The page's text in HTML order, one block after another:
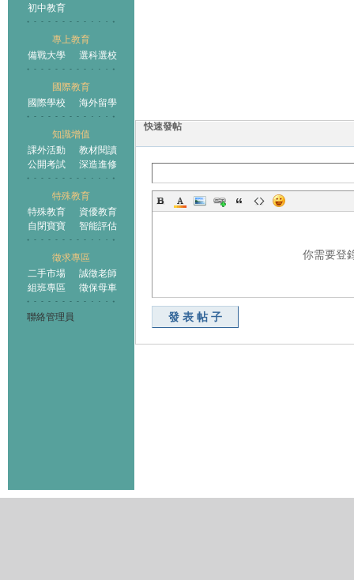
初中教育
專上教育
備戰大學
選科選校
國際教育
國際學校
海外留學
知識增值
課外活動
教材閱讀
公開考試
深造進修
特殊教育
特殊教育
資優教育
自閉寶寶
智能評估
徵求專區
二手市場
誠徵老師
組班專區
徵保母車
聯絡管理員
快速發帖
你需要登
發表帖子